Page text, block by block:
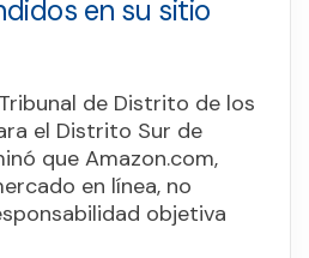
en su sitio
de Distrito de los
el Distrito Sur de
que Amazon.com,
en línea, no
objetiva